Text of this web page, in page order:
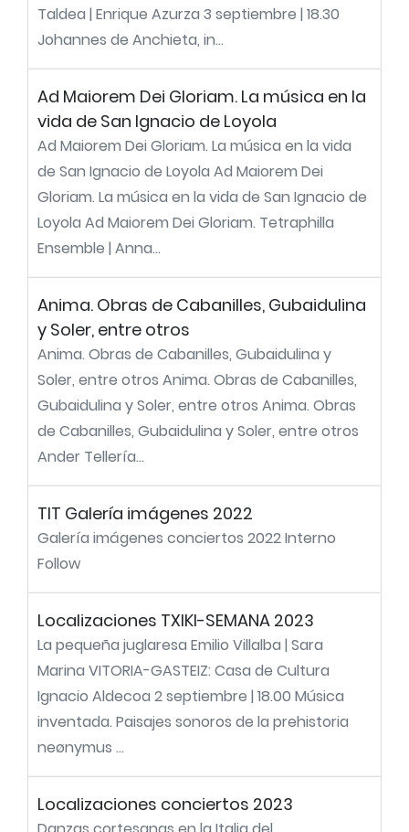
Taldea | Enrique Azurza 3 septiembre | 18.30
Johannes de Anchieta, in...
Ad Maiorem Dei Gloriam. La música en la
vida de San Ignacio de Loyola
Ad Maiorem Dei Gloriam. La música en la vida
de San Ignacio de Loyola Ad Maiorem Dei
Gloriam. La música en la vida de San Ignacio de
Loyola Ad Maiorem Dei Gloriam. Tetraphilla
Ensemble | Anna...
Anima. Obras de Cabanilles, Gubaidulina
y Soler, entre otros
Anima. Obras de Cabanilles, Gubaidulina y
Soler, entre otros Anima. Obras de Cabanilles,
Gubaidulina y Soler, entre otros Anima. Obras
de Cabanilles, Gubaidulina y Soler, entre otros
Ander Tellería...
TIT Galería imágenes 2022
Galería imágenes conciertos 2022 Interno
Follow
Localizaciones TXIKI-SEMANA 2023
La pequeña juglaresa Emilio Villalba | Sara
Marina VITORIA-GASTEIZ: Casa de Cultura
Ignacio Aldecoa 2 septiembre | 18.00 Música
inventada. Paisajes sonoros de la prehistoria
neønymus ...
Localizaciones conciertos 2023